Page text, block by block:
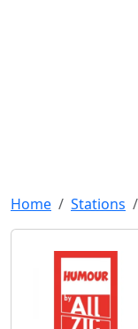
Home Stations